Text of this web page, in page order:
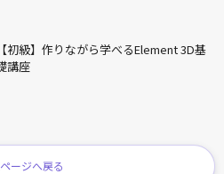
【初級】作りながら学べるElement 3D基
講座
ージへ戻る